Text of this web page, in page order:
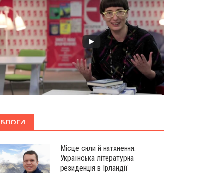
БЛОГИ
Місце сили й натхнення.
Українська літературна
резиденція в Ірландії